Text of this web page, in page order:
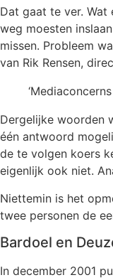
Dat gaat te ver.
weg moesten
missen. Probleem
van Rik Rensen,
Dergelijke woorden
één antwoord
de te volgen koers
eigenlijk ook niet.
Niettemin is het
twee personen de
Bardoel en
In december 2001